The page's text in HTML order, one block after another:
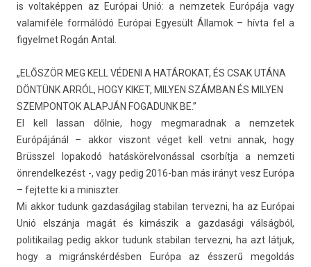
is vol­taképp­en az Európai Unió: a nem­zetek Európája vagy
valamiféle formálódó Európai Egyesült Államok – hívta fel a
figyel­met Rogán Antal.
„ELŐSZÖR MEG KELL VÉDENI A HATÁROKAT, ÉS CSAK UTÁNA
DÖNTÜNK ARRÓL, HOGY KIKET, MILYEN SZÁMBAN ÉS MILYEN
SZEMPONTOK ALAPJÁN FOGADUNK BE.”
El kell las­san dőlnie, hogy meg­marad­nak a nem­zetek
Európájánál – akkor vis­zont véget kell vetni annak, hogy
Brüsszel lopakodó hatás­körel­vonáss­al csorbítja a nem­zeti
önren­delkezést -, vagy pedig 2016-ban más irányt vesz Európa
– fej­tette ki a miniszt­er.
Mi akkor tudunk gaz­daságilag stabilan ter­vezni, ha az Európai
Unió elszánja magát és kimászik a gaz­dasági válságból,
politikailag pedig akkor tudunk stabilan ter­vezni, ha azt látjuk,
hogy a migránskérdésben Európa az ésszerű megol­dás